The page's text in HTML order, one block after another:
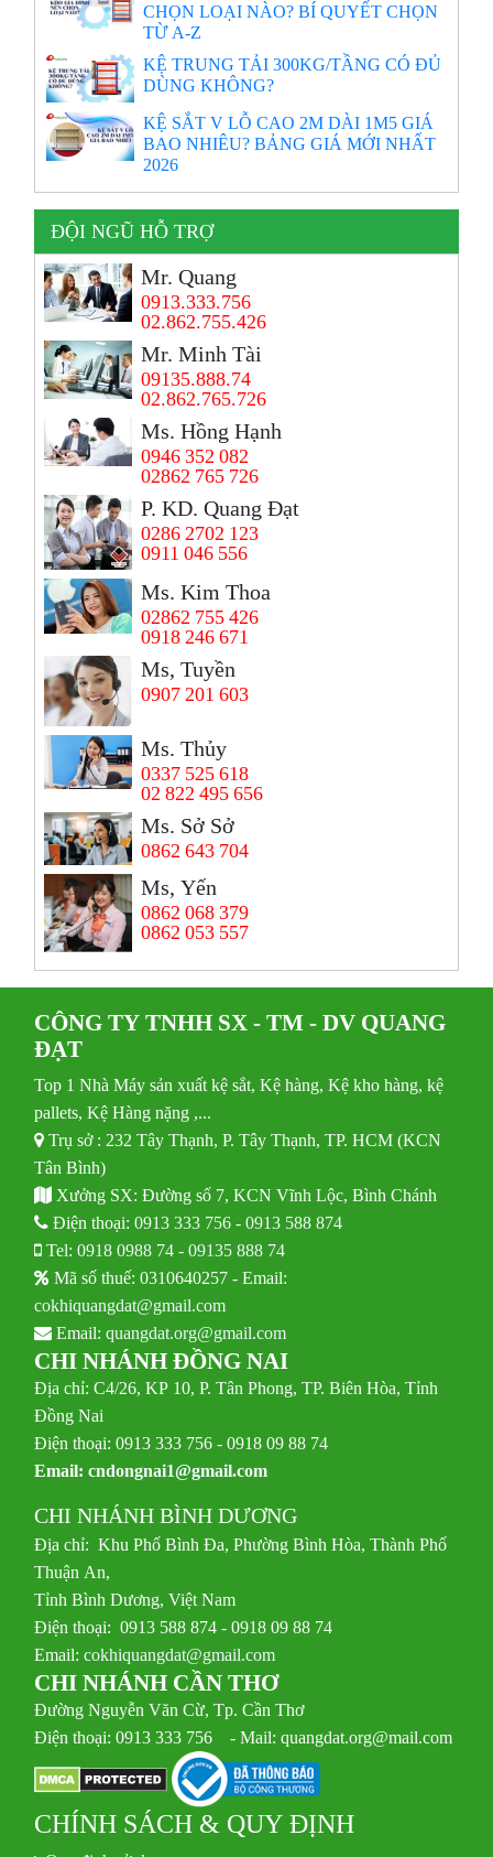
CHỌN LOẠI NÀO? BÍ QUYẾT CHỌN
TỪ A-Z
KỆ TRUNG TẢI 300KG/TẦNG CÓ ĐỦ
DÙNG KHÔNG?
KỆ SẮT V LỖ CAO 2M DÀI 1M5 GIÁ
BAO NHIÊU? BẢNG GIÁ MỚI NHẤT
2026
ĐỘI NGŨ HỖ TRỢ
Mr. Quang
0913.333.756
02.862.755.426
Mr. Minh Tài
09135.888.74
02.862.765.726
Ms. Hồng Hạnh
0946 352 082
02862 765 726
P. KD. Quang Đạt
0286 2702 123
0911 046 556
Ms. Kim Thoa
02862 755 426
0918 246 671
Ms, Tuyền
0907 201 603
Ms. Thủy
0337 525 618
02 822 495 656
Ms. Sở Sở
0862 643 704
Ms, Yến
0862 068 379
0862 053 557
CÔNG TY TNHH SX - TM - DV QUANG
ĐẠT
Top 1 Nhà Máy sản xuất kệ sắt, Kệ hàng, Kệ kho hàng, kệ
pallets, Kệ Hàng nặng ,...
Trụ sở : 232 Tây Thạnh, P. Tây Thạnh, TP. HCM (KCN
Tân Bình)
Xưởng SX: Đường số 7, KCN Vĩnh Lộc, Bình Chánh
Điện thoại:0913 333 756 -0913 588 874
Tel:0918 0988 74 -09135 888 74
Mã số thuế: 0310640257 - Email:
cokhiquangdat@gmail.com
Email:quangdat.org@gmail.com
CHI NHÁNH ĐỒNG NAI
Địa chỉ: C4/26, KP 10, P. Tân Phong, TP. Biên Hòa, Tỉnh
Đồng Nai
Điện thoại: 0913 333 756 - 0918 09 88 74
Email:cndongnai1@gmail.com
CHI NHÁNH BÌNH DƯƠNG
Địa chỉ: Khu Phố Bình Đa, Phường Bình Hòa, Thành Phố
Thuận An,
Tỉnh Bình Dương, Việt Nam
Điện thoại: 0913 588 874 - 0918 09 88 74
Email:cokhiquangdat@gmail.com
CHI NHÁNH CẦN THƠ
Đường Nguyễn Văn Cừ, Tp. Cần Thơ
Điện thoại: 0913 333 756 - Mail: quangdat.org@mail.com
CHÍNH SÁCH & QUY ĐỊNH